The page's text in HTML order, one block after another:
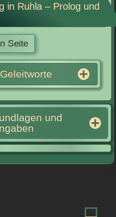
in Ruhla – Prolog und
und